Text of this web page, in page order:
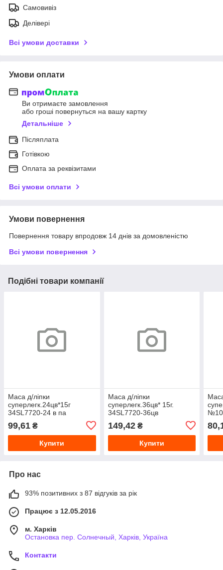
Самовивіз
Делівері
Всі умови доставки
Умови оплати
Ви отримаєте замовлення
або гроші повернуться на вашу картку
Детальніше
Післяплата
Готівкою
Оплата за реквізитами
Всі умови оплати
Умови повернення
Повернення товару впродовж 14 днів за домовленістю
Всі умови повернення
Подібні товари компанії
Маса д/ліпки
суперлегк.24цв*15г
34SL7720-24 в па
99,61 ₴
Купити
Маса д/ліпки
суперлегк.36цв* 15г.
34SL7720-36цв
149,42₴
Купити
Про нас
93% позитивних з 87 відгуків за рік
Працює з 12.05.2016
м. Харків
Остановка пер. Солнечный, Харків, Україна
Контакти